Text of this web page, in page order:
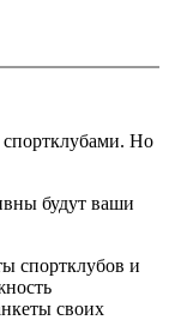
Но
будут ваши
спортклубов и
своих